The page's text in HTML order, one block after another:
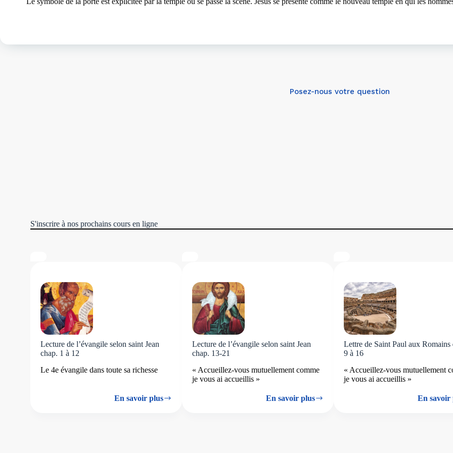
Posez-nous votre question
S'inscrire à nos prochains cours en ligne
Lecture de l’évangile selon saint Jean
chap. 1 à 12
Le 4e évangile dans toute sa richesse
En savoir plus
Lecture
Lecture de l’évangile selon saint Jean
chap. 13-21
« Accueillez-vous mutuellement comme
je vous ai accueillis »
En savoir plus
Lecture
Lettre de Saint Paul aux Romains
9 à 16
« Accueillez-vous mutuellement
je vous ai accueillis »
En savoir
Lettre